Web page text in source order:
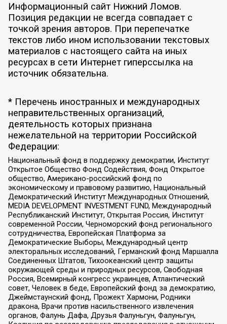
Информационный сайт Нижний Ломов.
Позиция редакции не всегда совпадает с
точкой зрения авторов. При перепечатке
текстов либо ином использовании текстовых
материалов с настоящего сайта на иных
ресурсах в сети Интернет гиперссылка на
источник обязательна.
* Перечень иностранных и международных
неправительственных организаций,
деятельность которых признана
нежелательной на территории Российской
Федерации:
Национальный фонд в поддержку демократии, Институт
Открытое Общество Фонд Содействия, Фонд Открытое
общество, Американо-российский фонд по
экономическому и правовому развитию, Национальный
Демократический Институт Международных Отношений,
MEDIA DEVELOPMENT INVESTMENT FUND, Международный
Республиканский Институт, Открытая Россия, Институт
современной России, Черноморский фонд регионального
сотрудничества, Европейская Платформа за
Демократические Выборы, Международный центр
электоральных исследований, Германский фонд Маршалла
Соединенных Штатов, Тихоокеанский центр защиты
окружающей среды и природных ресурсов, Свободная
Россия, Всемирный конгресс украинцев, Атлантический
совет, Человек в беде, Европейский фонд за демократию,
Джеймстаунский фонд, Прожект Хармони, Родники
дракона, Врачи против насильственного извлечения
органов, Фалунь Дафа, Друзья Фалуньгун, Фалуньгун,